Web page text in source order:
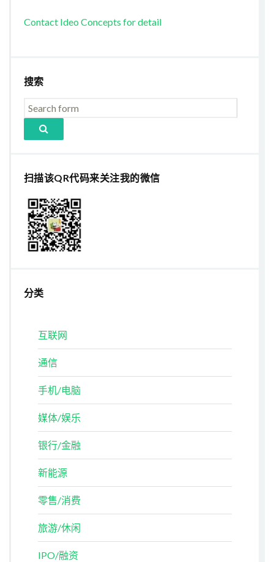
Contact Ideo Concepts for detail
搜索
扫描该QR代码来关注我的微信
分类
互联网
通信
手机/电脑
媒体/娱乐
银行/金融
新能源
零售/消费
旅游/休闲
IPO/融资